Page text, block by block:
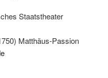
Staatstheater
Matthäus-Passion